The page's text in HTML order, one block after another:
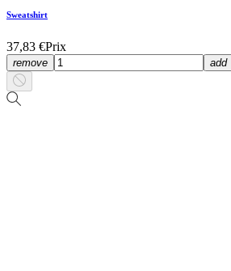
Sweatshirt
37,83 €Prix
remove add